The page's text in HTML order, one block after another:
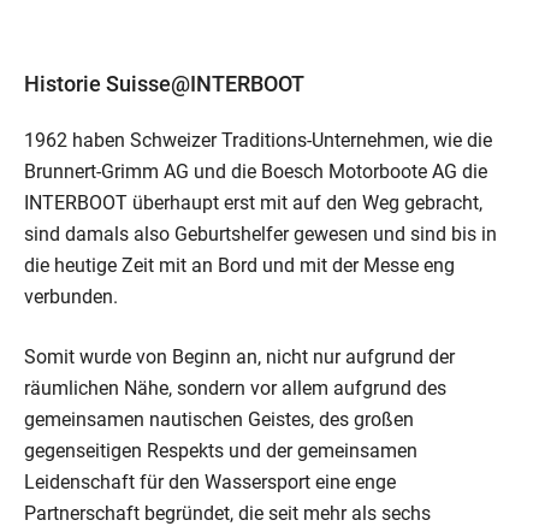
Historie Suisse@INTERBOOT
1962 haben Schweizer Traditions-Unternehmen, wie die
Brunnert-Grimm AG und die Boesch Motorboote AG die
INTERBOOT überhaupt erst mit auf den Weg gebracht,
sind damals also Geburtshelfer gewesen und sind bis in
die heutige Zeit mit an Bord und mit der Messe eng
verbunden.
Somit wurde von Beginn an, nicht nur aufgrund der
räumlichen Nähe, sondern vor allem aufgrund des
gemeinsamen nautischen Geistes, des großen
gegenseitigen Respekts und der gemeinsamen
Leidenschaft für den Wassersport eine enge
Partnerschaft begründet, die seit mehr als sechs